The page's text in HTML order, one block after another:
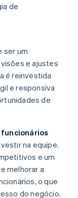
de
ser um
e ajustes
é reinvestida
e responsiva
de
na equipe.
e um
melhorar a
o que
do negócio.